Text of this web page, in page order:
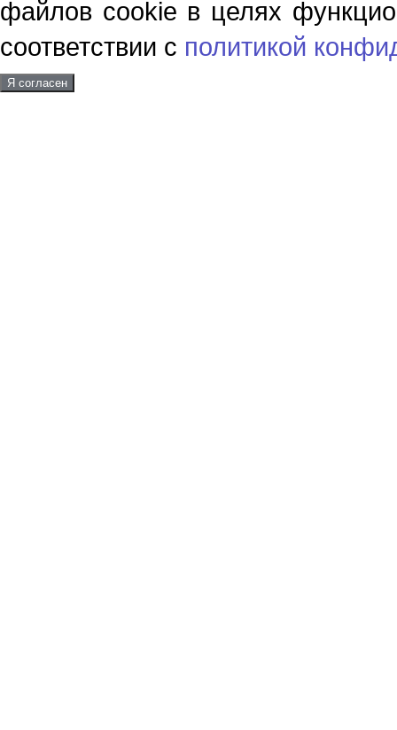
файлов cookie в целях
соответствии с политикой
Я согласен